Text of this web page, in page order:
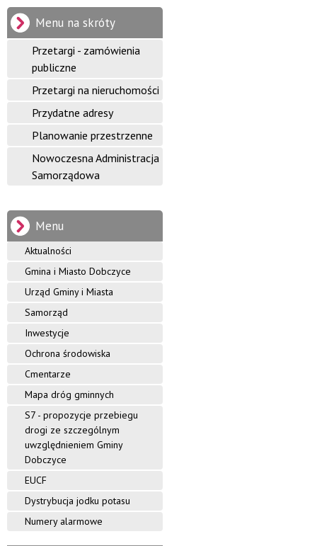
y
D
o
b
c
z
y
e
Menu na skróty
Przetargi - zamówienia
publiczne
Przetargi na nieruchomości
Przydatne adresy
Planowanie przestrzenne
Nowoczesna Administracja
Samorządowa
Menu
Aktualności
Gmina i Miasto Dobczyce
Urząd Gminy i Miasta
Samorząd
Inwestycje
Ochrona środowiska
Cmentarze
Mapa dróg gminnych
S7 - propozycje przebiegu
drogi ze szczególnym
uwzględnieniem Gminy
Dobczyce
EUCF
Dystrybucja jodku potasu
Numery alarmowe